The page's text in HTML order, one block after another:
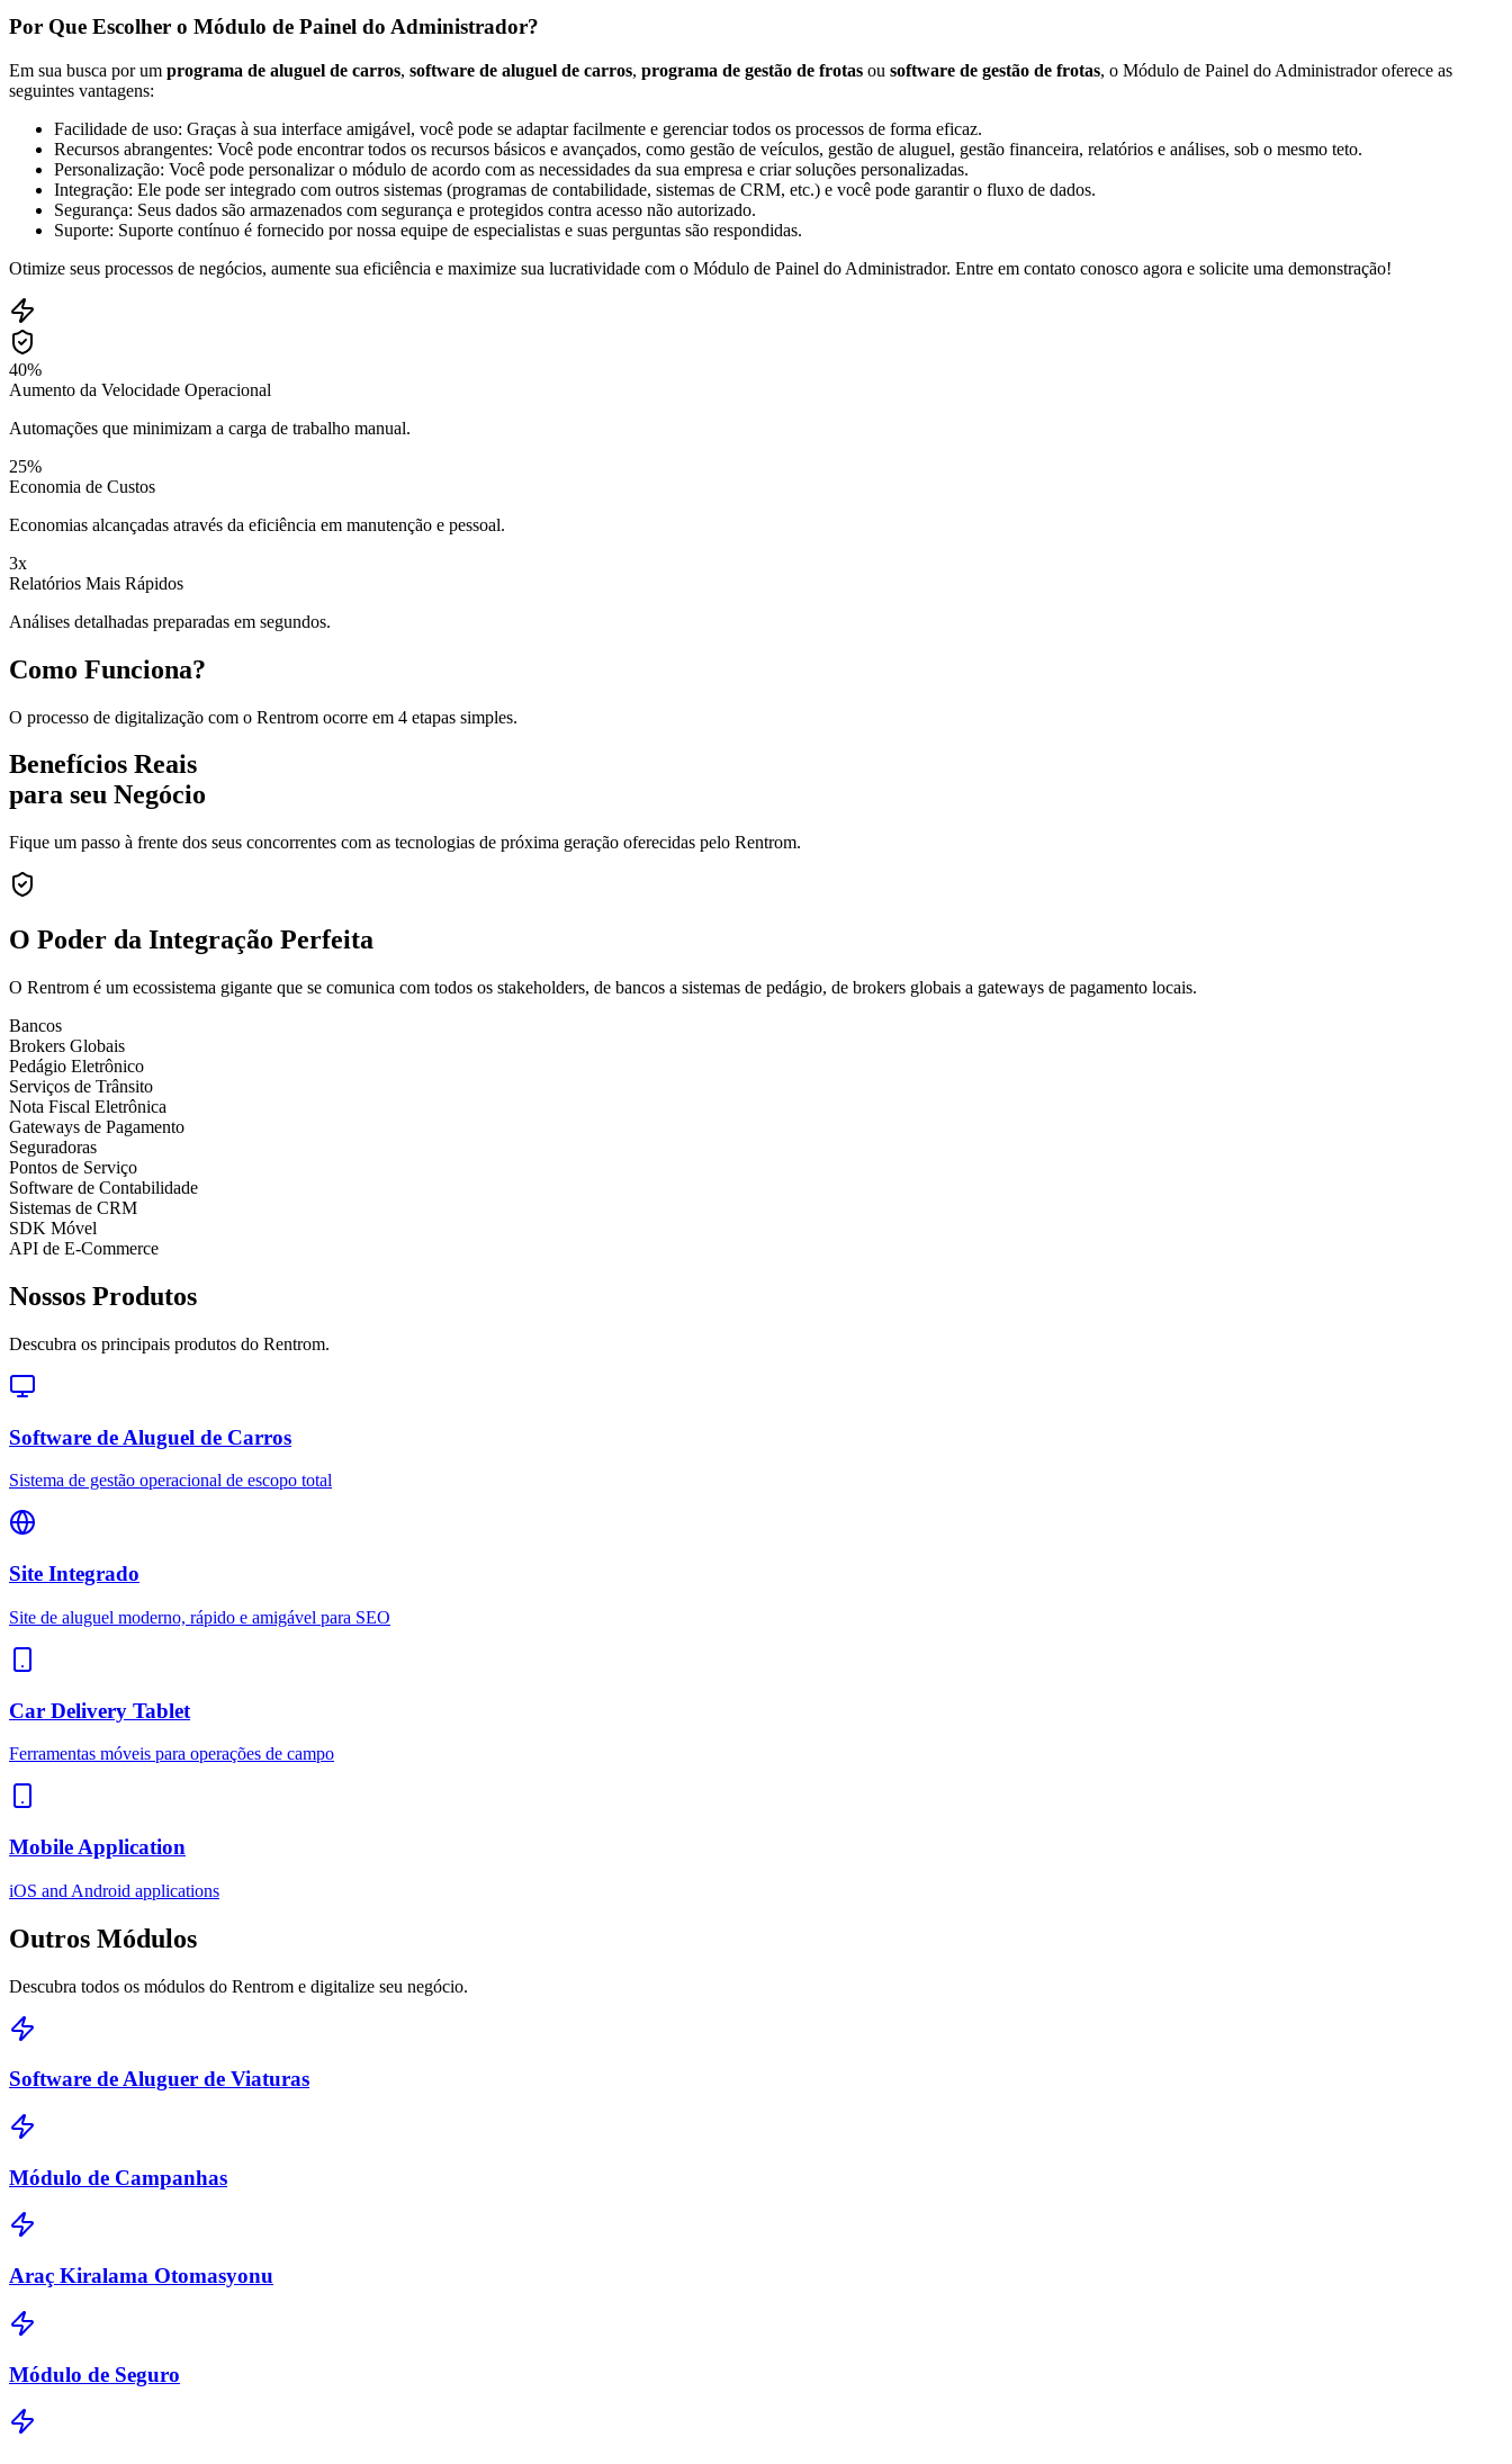
Por Que Escolher o Módulo de Painel do Administrador?
Em sua busca por um programa de aluguel de carros, software de aluguel de carros, programa de gestão de frotas ou software de gestão de frotas, o Módulo de Painel do Administrador oferece as
seguintes vantagens:
Facilidade de uso: Graças à sua interface amigável, você pode se adaptar facilmente e gerenciar todos os processos de forma eficaz.
Recursos abrangentes: Você pode encontrar todos os recursos básicos e avançados, como gestão de veículos, gestão de aluguel, gestão financeira, relatórios e análises, sob o mesmo teto.
Personalização: Você pode personalizar o módulo de acordo com as necessidades da sua empresa e criar soluções personalizadas.
Integração: Ele pode ser integrado com outros sistemas (programas de contabilidade, sistemas de CRM, etc.) e você pode garantir o fluxo de dados.
Segurança: Seus dados são armazenados com segurança e protegidos contra acesso não autorizado.
Suporte: Suporte contínuo é fornecido por nossa equipe de especialistas e suas perguntas são respondidas.
Otimize seus processos de negócios, aumente sua eficiência e maximize sua lucratividade com o Módulo de Painel do Administrador. Entre em contato conosco agora e solicite uma demonstração!
40%
Aumento da Velocidade Operacional
Automações que minimizam a carga de trabalho manual.
25%
Economia de Custos
Economias alcançadas através da eficiência em manutenção e pessoal.
3x
Relatórios Mais Rápidos
Análises detalhadas preparadas em segundos.
Como Funciona?
O processo de digitalização com o Rentrom ocorre em 4 etapas simples.
Benefícios Reais
para seu Negócio
Fique um passo à frente dos seus concorrentes com as tecnologias de próxima geração oferecidas pelo Rentrom.
O Poder da Integração Perfeita
O Rentrom é um ecossistema gigante que se comunica com todos os stakeholders, de bancos a sistemas de pedágio, de brokers globais a gateways de pagamento locais.
Bancos
Brokers Globais
Pedágio Eletrônico
Serviços de Trânsito
Nota Fiscal Eletrônica
Gateways de Pagamento
Seguradoras
Pontos de Serviço
Software de Contabilidade
Sistemas de CRM
SDK Móvel
API de E-Commerce
Nossos Produtos
Descubra os principais produtos do Rentrom.
Software de Aluguel de Carros
Sistema de gestão operacional de escopo total
Site Integrado
Site de aluguel moderno, rápido e amigável para SEO
Car Delivery Tablet
Ferramentas móveis para operações de campo
Mobile Application
iOS and Android applications
Outros Módulos
Descubra todos os módulos do Rentrom e digitalize seu negócio.
Software de Aluguer de Viaturas
Módulo de Campanhas
Araç Kiralama Otomasyonu
Módulo de Seguro